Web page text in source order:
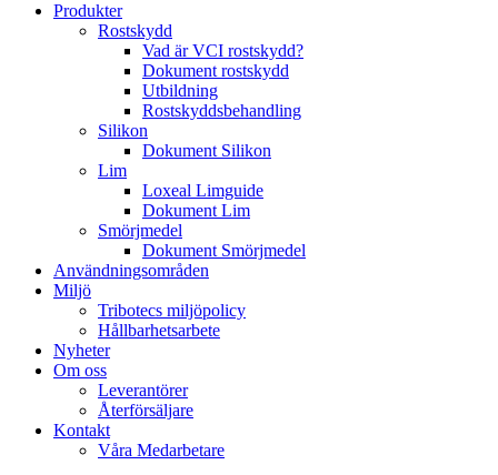
Produkter
Rostskydd
Vad är VCI rostskydd?
Dokument rostskydd
Utbildning
Rostskyddsbehandling
Silikon
Dokument Silikon
Lim
Loxeal Limguide
Dokument Lim
Smörjmedel
Dokument Smörjmedel
Användningsområden
Miljö
Tribotecs miljöpolicy
Hållbarhetsarbete
Nyheter
Om oss
Leverantörer
Återförsäljare
Kontakt
Våra Medarbetare